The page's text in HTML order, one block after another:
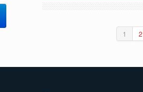
1 2